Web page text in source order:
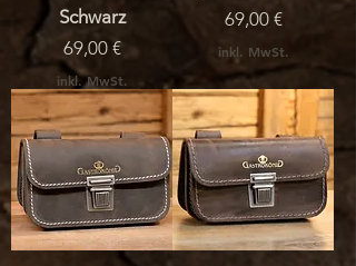
Schwarz
Preis
69,00 €
inkl. MwSt.
Preis
69,00 €
inkl. MwSt.